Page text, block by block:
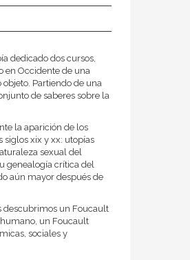
dedicado dos cursos,
en Occidente de una
Partiendo de una
de saberes sobre la
la aparición de los
siglos xix y xx: utopías
sexual del
genealogía crítica del
aún mayor después de
descubrimos un Foucault
un Foucault
sociales y